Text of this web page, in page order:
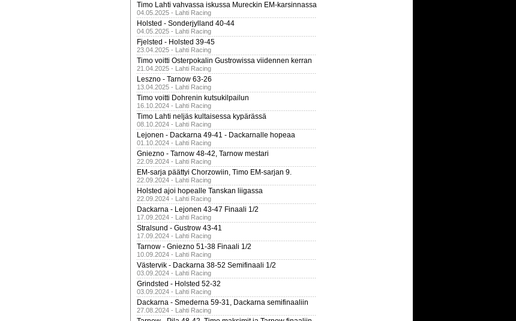
Timo Lahti vahvassa iskussa Mureckin EM-karsinnassa
04.05.2025 - Lahti Racing
Holsted - Sonderjylland 40-44
04.05.2025 - Lahti Racing
Fjelsted - Holsted 39-45
23.04.2025 - Lahti Racing
Timo voitti Osterpokalin Gustrowissa viidennen kerran
21.04.2025 - Lahti Racing
Leszno - Tarnow 63-26
13.04.2025 - Lahti Racing
Timo voitti Dohrenin kutsukilpailun
16.10.2024 - Lahti Racing
Timo Lahti neljäs kultaisessa kypärässä
08.10.2024 - Lahti Racing
Lejonen - Dackarna 49-41 - Dackarnalle hopeaa
01.10.2024 - Lahti Racing
Gniezno - Tarnow 48-42, Tarnow mestari
22.09.2024 - Lahti Racing
EM-sarja päättyi Chorzowiin, Timo EM-sarjan 9.
22.09.2024 - Lahti Racing
Holsted ajoi hopealle Tanskan liigassa
22.09.2024 - Lahti Racing
Dackarna - Lejonen 43-47 Finaali 1/2
17.09.2024 - Lahti Racing
Stralsund - Gustrow 43-41
17.09.2024 - Lahti Racing
Tarnow - Gniezno 51-38 Finaali 1/2
10.09.2024 - Lahti Racing
Västervik - Dackarna 38-52 Semifinaali 1/2
03.09.2024 - Lahti Racing
Grindsted - Holsted 52-32
03.09.2024 - Lahti Racing
Dackarna - Smederna 59-31, Dackarna semifinaaliin
27.08.2024 - Lahti Racing